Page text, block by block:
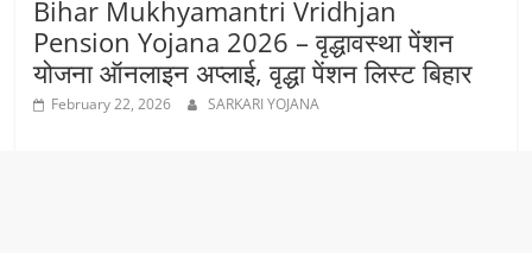
Bihar Mukhyamantri Vridhjan
Pension Yojana 2026 – वृद्धावस्था पेंशन
योजना ऑनलाइन अप्लाई, वृद्धा पेंशन लिस्ट बिहार
February 22, 2026 SARKARI YOJANA